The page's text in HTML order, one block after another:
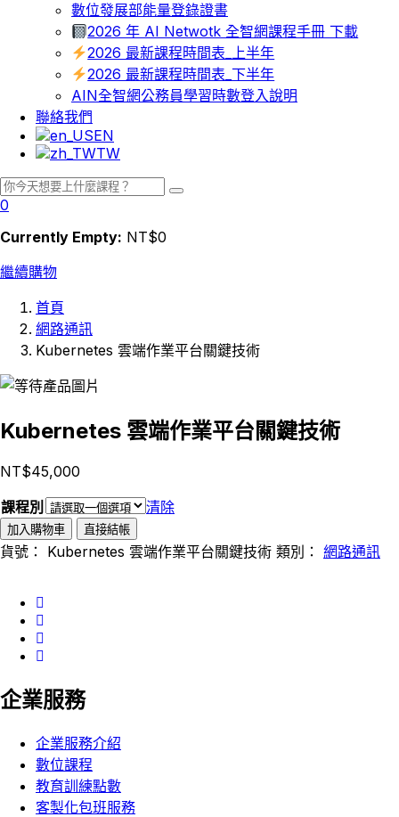
數位發展部能量登錄證書
2026 年 AI Netwotk 全智網課程手冊 下載
2026 最新課程時間表_上半年
2026 最新課程時間表_下半年
AIN全智網公務員學習時數登入說明
聯絡我們
EN
TW
0
Currently Empty: NT$0
繼續購物
首頁
網路通訊
Kubernetes 雲端作業平台關鍵技術
Kubernetes 雲端作業平台關鍵技術
NT$45,000
課程別
清除
加入購物車 直接結帳
貨號： Kubernetes 雲端作業平台關鍵技術 類別： 網路通訊
企業服務
企業服務介紹
數位課程
教育訓練點數
客製化包班服務